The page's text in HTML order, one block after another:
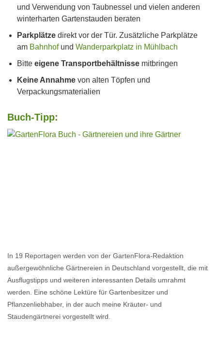
und Verwendung von Taubnessel und vielen anderen
winterharten Gartenstauden beraten
Parkplätze direkt vor der Tür. Zusätzliche Parkplätze
am Bahnhofund Wanderparkplatz in Mühlbach
Bitte eigene Transportbehältnisse mitbringen
Keine Annahme von alten Töpfen und
Verpackungsmaterialien
Buch-Tipp:
In 19 Reportagen werden von der GartenFlora-Redaktion
außergewöhnliche Gärtnereien in Deutschland vorgestellt, die mit
Ausflugstipps und weiteren interessanten Details umrahmt
werden. Eine schöne Lektüre für Gartenbesitzer und
Pflanzenliebhaber, in der auch meine Kräuter- und
Staudengärtnerei vorgestellt wird.